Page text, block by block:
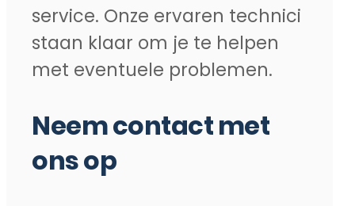
service. Onze ervaren technici
staan klaar om je te helpen
met eventuele problemen.
Neem contact met
ons op